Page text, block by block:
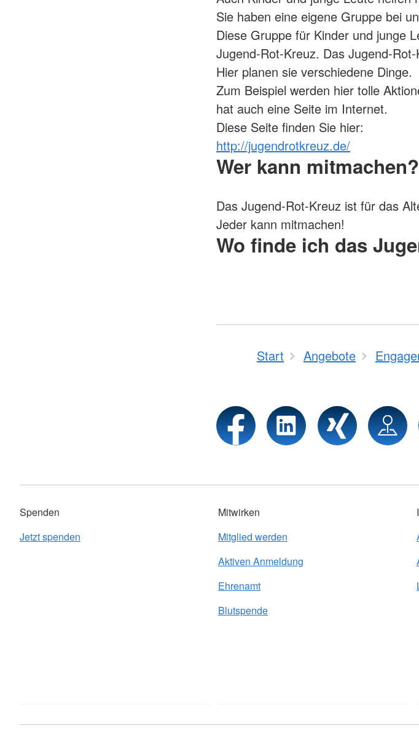
Sie haben eine eigene Gruppe bei
Diese Gruppe für Kinder und junge
Jugend-Rot-Kreuz. Das Jugend-
Hier planen sie verschiedene Dinge.
Zum Beispiel werden hier tolle
hat auch eine Seite im Internet.
Diese Seite finden Sie hier:
http://jugendrotkreuz.de/
Wer kann mitmachen?
Das Jugend-Rot-Kreuz ist für das
Jeder kann mitmachen!
Wo finde ich das
Start Angebote
Spenden
Jetzt spenden
Mitwirken
Mitglied werden
Aktiven Anmeldung
Ehrenamt
Blutspende